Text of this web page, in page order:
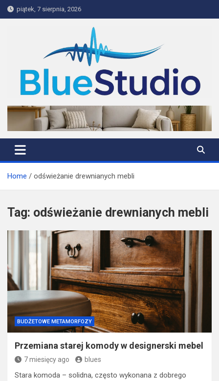
Skip
to
piątek, 7 sierpnia, 2026
BlueStudio
Home odświeżanie drewnianych mebli
Tag: odświeżanie drewnianych mebli
BUDŻETOWE METAMORFOZY
Przemiana starej komody w designerski mebel
7 miesięcy ago blues
Stara komoda – solidna, często wykonana z dobrego